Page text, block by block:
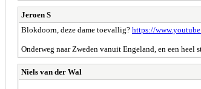
Jeroen S
Blokdoorn, deze dame toevallig? https://
Onderweg naar Zweden vanuit Engeland, en een
Niels van der Wal